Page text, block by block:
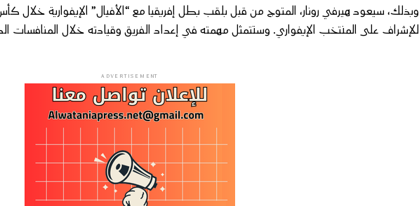
للإشراف على المنتخب الإيفواري. وستتمثل مهمته في إعداد الفريق وقيادته خلال المنافسات
ADVERTISEMENT